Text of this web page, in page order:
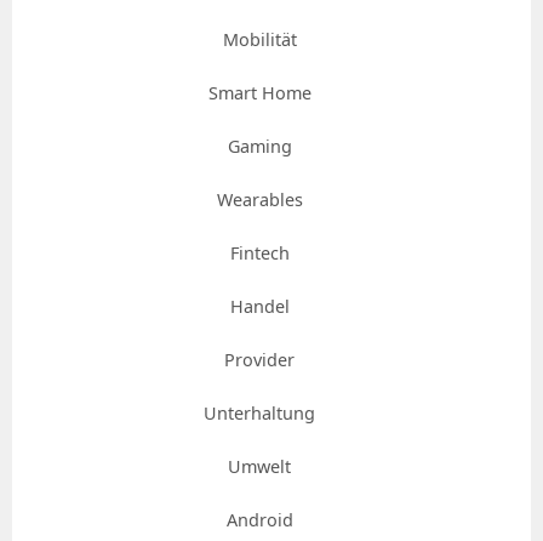
Mobilität
Smart Home
Gaming
Wearables
Fintech
Handel
Provider
Unterhaltung
Umwelt
Android